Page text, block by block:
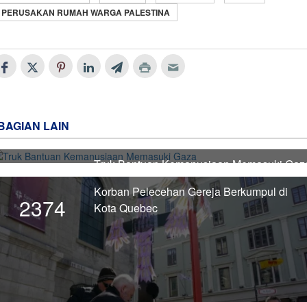
PERUSAKAN RUMAH WARGA PALESTINA
LAIN
2375
Truk Bantuan Kemanusiaan Memasuki
2374
Korban Pelecehan Gereja Berkumpul di
Kota Quebec